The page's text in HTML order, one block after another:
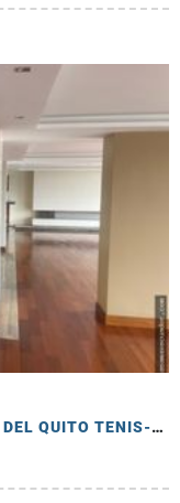
PENTHOUSE DUPLEX MEJOR SECTOR DEL QUITO TENIS-VISTA CUIDAD